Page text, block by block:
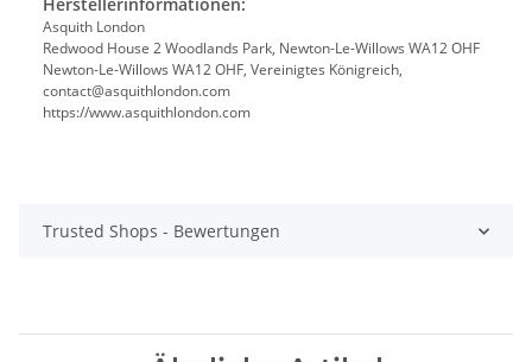
Asquith London
Redwood House 2 Woodlands Park, Newton-Le-Willows WA12 OHF
Newton-Le-Willows WA12 OHF, Vereinigtes Königreich,
contact@asquithlondon.com
https://www.asquithlondon.com
Trusted Shops - Bewertungen